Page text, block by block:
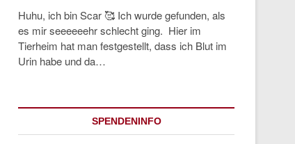
Huhu, ich bin Scar 🥰 Ich wurde gefunden, als
es mir seeeeeehr schlecht ging. Hier im
Tierheim hat man festgestellt, dass ich Blut im
Urin habe und da…
SPENDENINFO